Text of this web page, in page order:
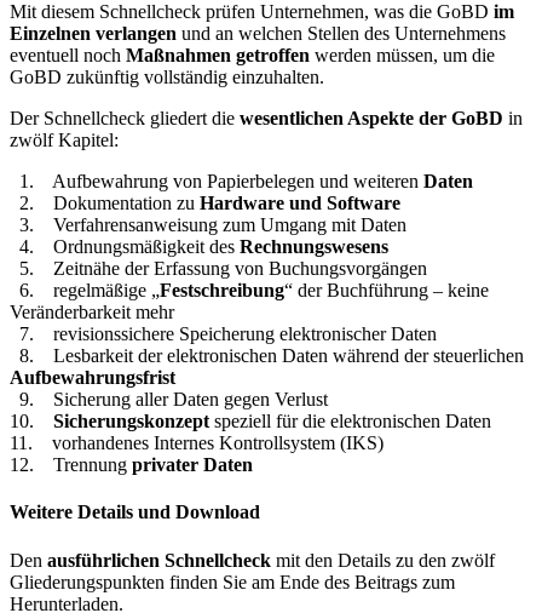
Mit diesem Schnellcheck prüfen Unternehmen, was die GoBD im
Einzelnen verlangen und an welchen Stellen des Unternehmens
eventuell noch Maßnahmen getroffen werden müssen, um die
GoBD zukünftig vollständig einzuhalten.
Der Schnellcheck gliedert die wesentlichen Aspekte der GoBD in
zwölf Kapitel:
1. Aufbewahrung von Papierbelegen und weiteren Daten
2. Dokumentation zu Hardware und Software
3. Verfahrensanweisung zum Umgang mit Daten
4. Ordnungsmäßigkeit des Rechnungswesens
5. Zeitnähe der Erfassung von Buchungsvorgängen
6. regelmäßige „Festschreibung“ der Buchführung – keine
Veränderbarkeit mehr
7. revisionssichere Speicherung elektronischer Daten
8. Lesbarkeit der elektronischen Daten während der steuerlichen
Aufbewahrungsfrist
9. Sicherung aller Daten gegen Verlust
10. Sicherungskonzept speziell für die elektronischen Daten
11. vorhandenes Internes Kontrollsystem (IKS)
12. Trennung privater Daten
Weitere Details und Download
Den ausführlichen Schnellcheck mit den Details zu den zwölf
Gliederungspunkten finden Sie am Ende des Beitrags zum
Herunterladen.